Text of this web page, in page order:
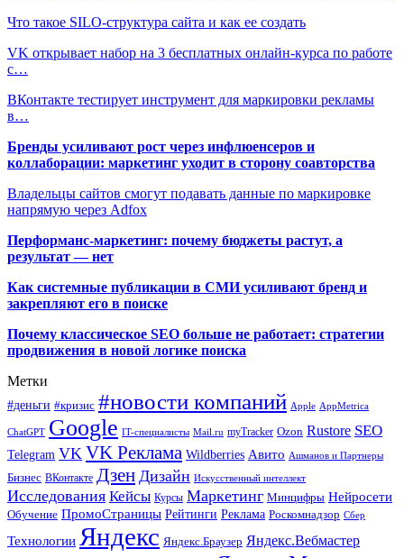
Что такое SILO-структура сайта и как ее создать
VK открывает набор на 3 бесплатных онлайн-курса по работе
с…
ВКонтакте тестирует инструмент для маркировки рекламы
в…
Бренды усиливают рост через инфлюенсеров и
коллаборации: маркетинг уходит в сторону соавторства
Владельцы сайтов смогут подавать данные по маркировке
напрямую через Adfox
Перформанс-маркетинг: почему бюджеты растут, а
результат — нет
Как системные публикации в СМИ усиливают бренд и
закрепляют его в поиске
Почему классическое SEO больше не работает: стратегии
продвижения в новой логике поиска
Метки
#деньги #кризис #новости компаний Apple AppMetrica
ChatGPT Google IT-специалисты Mail.ru myTracker Ozon Rustore SEO
Telegram VK VK Реклама Wildberries Авито Ашманов и Партнеры
Бизнес ВКонтакте Дзен Дизайн Искусственный интеллект
Исследования Кейсы Курсы Маркетинг Минцифры Нейросети
Обучение ПромоСтраницы Рейтинги Реклама Роскомнадзор Сбер
Технологии Яндекс Яндекс.Браузер Яндекс.Вебмастер